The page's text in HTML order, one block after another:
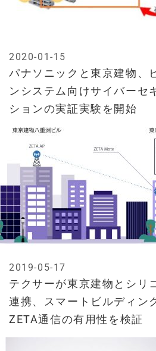
パナソニックと東京建物、
ンシステム向けサイバーセ
ションの実証実験を開始
2020-01-15
テクサーが東京建物とシリ
連携、スマートビルディン
ZETA通信の有用性を検証
2019-05-17